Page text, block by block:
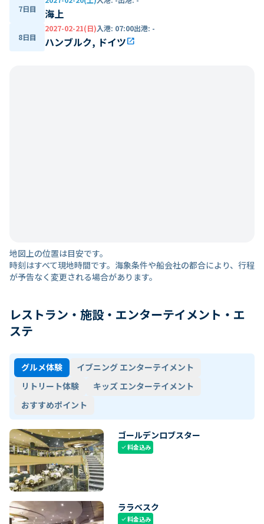
7日目 海上
8日目
2027-02-21(日)入港: 07:00出港: -
ハンブルク, ドイツopen_in_new
地図上の位置は目安です。
時刻はすべて現地時間です。海象条件や船会社の都合により、行程
が予告なく変更される場合があります。
レストラン・施設・エンターテイメント・エ
ステ
グルメ体験
イブニング エンターテイメント
リトリート体験
キッズ エンターテイメント
おすすめポイント
ゴールデンロブスター
check料金込み
ララベスク
check料金込み